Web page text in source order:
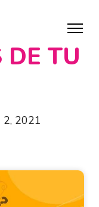
DE TU
2, 2021